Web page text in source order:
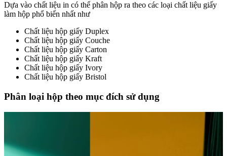
Dựa vào chất liệu in có thể phân hộp ra theo các loại chất liệu giấy
làm hộp phổ biến nhất như
Chất liệu hộp giấy Duplex
Chất liệu hộp giấy Couche
Chất liệu hộp giấy Carton
Chất liệu hộp giấy Kraft
Chất liệu hộp giấy Ivory
Chất liệu hộp giấy Bristol
Phân loại hộp theo mục đích sử dụng